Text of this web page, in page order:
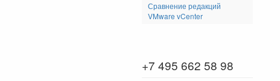
Сравнение редакций
VMware vCenter
+7 495 662 58 98